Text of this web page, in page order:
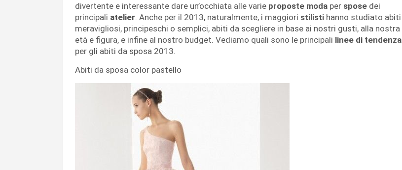
divertente e interessante dare un’occhiata alle varie proposte moda per spose dei
principali atelier. Anche per il 2013, naturalmente, i maggiori stilisti hanno studiato abiti
meravigliosi, principeschi o semplici, abiti da scegliere in base ai nostri gusti, alla nostra
età e figura, e infine al nostro budget. Vediamo quali sono le principali linee di tendenza
per gli abiti da sposa 2013.
Abiti da sposa color pastello